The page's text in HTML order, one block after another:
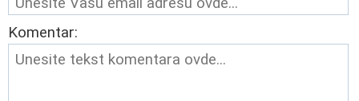
Komentar: